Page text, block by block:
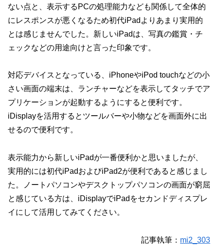
ない点と、表示するPCの処理能力なども関係して全体的
にレスポンスが悪くなるため初代iPadよりあまり実用的
とは感じませんでした。新しいiPadは、写真の鑑賞・チ
ェックなどの用途向けと言った印象です。
対応デバイスとなっている、iPhoneやiPod touchなどの小
さい画面の端末は、ランチャーなどを表示してタッチでア
プリケーションが起動するようにすると便利です。
iDisplayを活用するとツールバーや小物などを画面外に出
せるので便利です。
表示能力から新しいiPadが一番便利かと思いましたが、
実用的には初代iPadおよびiPad2が便利であると感じまし
た。ノートパソコンやデスクトップパソコンの画面が窮屈
と感じている方は、iDisplayでiPadをセカンドディスプレ
イにして活用してみてください。
記事執筆： mi2_303